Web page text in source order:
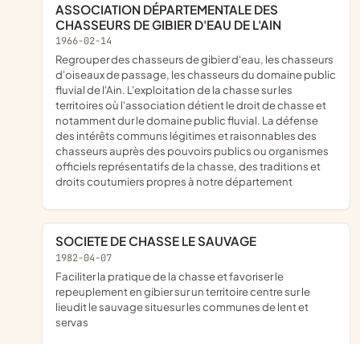
ASSOCIATION DÉPARTEMENTALE DES
CHASSEURS DE GIBIER D'EAU DE L'AIN
1966-02-14
regrouper des chasseurs de gibier d'eau, les chasseurs
d'oiseaux de passage, les chasseurs du domaine public
fluvial de l'Ain. L'exploitation de la chasse sur les
territoires où l'association détient le droit de chasse et
notamment dur le domaine public fluvial. La défense
des intérêts communs légitimes et raisonnables des
chasseurs auprès des pouvoirs publics ou organismes
officiels représentatifs de la chasse, des traditions et
droits coutumiers propres à notre département
SOCIETE DE CHASSE LE SAUVAGE
1982-04-07
faciliter la pratique de la chasse et favoriser le
repeuplement en gibier sur un territoire centre sur le
lieudit le sauvage situesur les communes de lent et
servas